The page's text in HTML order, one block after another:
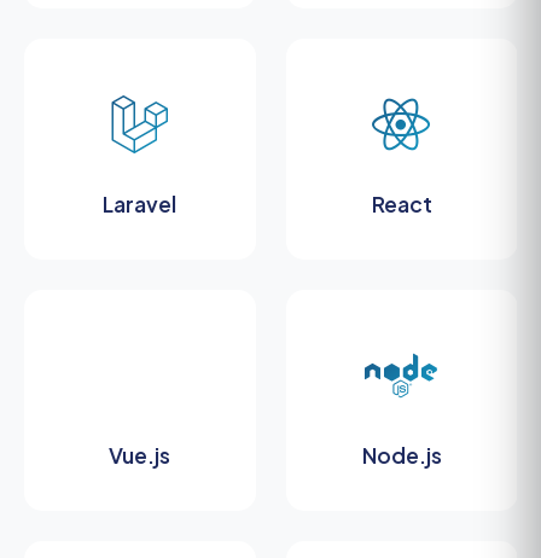
Laravel React
Vue.js Node.js